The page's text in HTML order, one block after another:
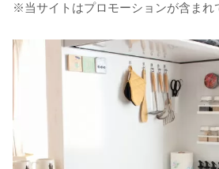
※当サイトはプロモーションが含まれ